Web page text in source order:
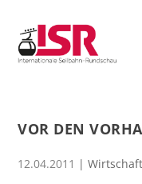
VOR DEN
12.04.2011 |Wirtschaft